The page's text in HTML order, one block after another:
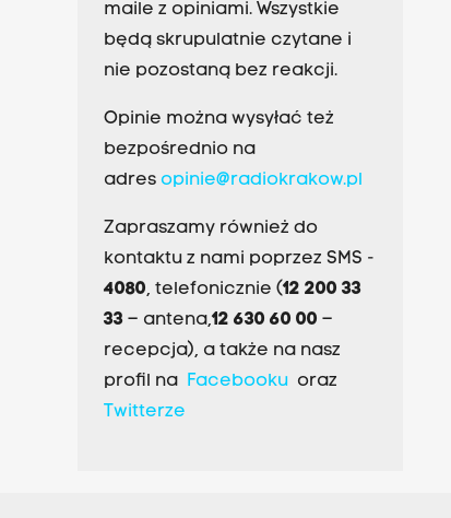
maile z opiniami. Wszystkie
będą skrupulatnie czytane i
nie pozostaną bez reakcji.
Opinie można wysyłać też
bezpośrednio na
adres opinie@radiokrakow.pl
Zapraszamy również do
kontaktu z nami poprzez SMS -
4080, telefonicznie (12 200 33
33– antena,12 630 60 00 –
recepcja), a także na nasz
profil na Facebookuoraz
Twitterze